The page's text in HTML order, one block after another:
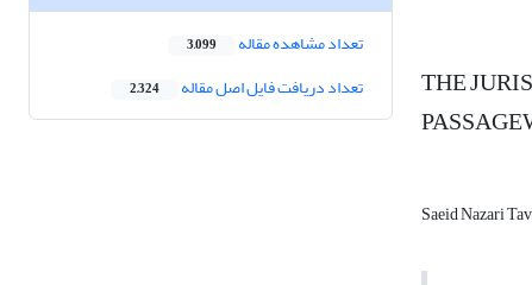
THE
Saeid Nazari
تعداد مشاهده مقاله 3,099
تعداد دریافت فایل اصل مقاله 2,324